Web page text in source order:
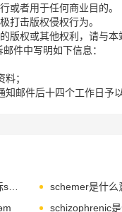
或者用于任何商业目的。
打击版权侵权行为。
版权或其他权利，请与本
件中写明如下信息：
；
邮件后十四个工作日予
schematic是什么意思_schematic怎么读_音标ski-ˈmætɪk